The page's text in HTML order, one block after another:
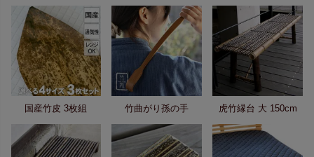
国産竹皮 3枚組 竹曲がり孫の手 虎竹縁台 大 150cm